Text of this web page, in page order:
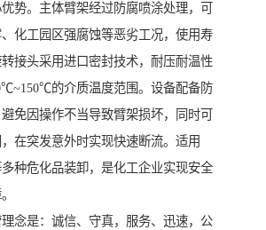
势。主体臂架经过防腐喷涂处理，可
化工园区强腐蚀等恶劣工况，使用寿
接头采用进口密封技术，耐压耐温性
的介质温度范围。设备配备防
免因操作不当导致臂架损坏，同时可
在突发意外时实现快速断流。适用
种危化品装卸，是化工企业实现安全
念是：诚信、守真，服务、迅速，公